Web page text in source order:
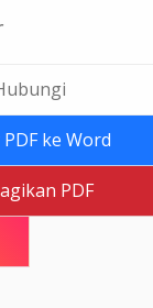
ke Word
PDF